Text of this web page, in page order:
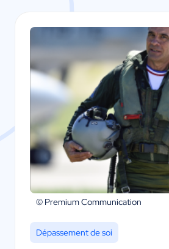
© Premium Communication
Dépassement de soi